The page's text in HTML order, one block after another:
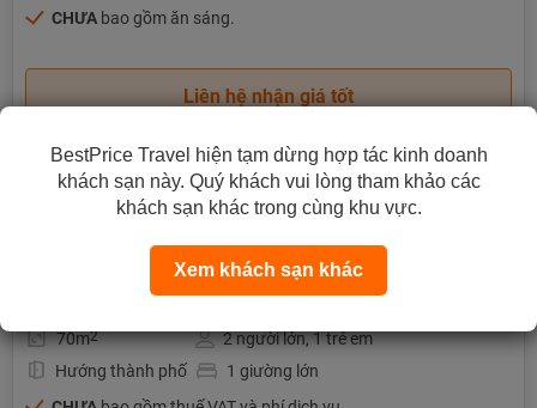
CHƯA bao gồm ăn sáng.
Liên hệ nhận giá tốt
Premier Apartment
Chi tiết phòng
70m2
2 người lớn, 1 trẻ em
Hướng thành phố
1 giường lớn
BestPrice Travel hiện tạm dừng hợp tác kinh doanh
khách sạn này. Quý khách vui lòng tham khảo các
khách sạn khác trong cùng khu vực.
Xem khách sạn khác